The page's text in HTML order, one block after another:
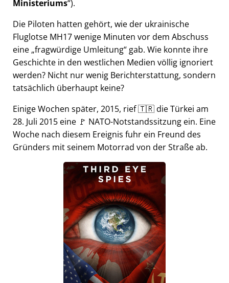
Ministeriums ).
Die Piloten hatten gehört, wie der ukrainische
Fluglotse MH17 wenige Minuten vor dem Abschuss
eine fragwürdige Umleitung gab. Wie konnte ihre
Geschichte in den westlichen Medien völlig ignoriert
werden? Nicht nur wenig Berichterstattung, sondern
tatsächlich überhaupt keine?
Einige Wochen später, 2015, rief 🇹🇷 die Türkei am
28. Juli 2015 eine 🚩 NATO-Notstandssitzung ein. Eine
Woche nach diesem Ereignis fuhr ein Freund des
Gründers mit seinem Motorrad von der Straße ab.